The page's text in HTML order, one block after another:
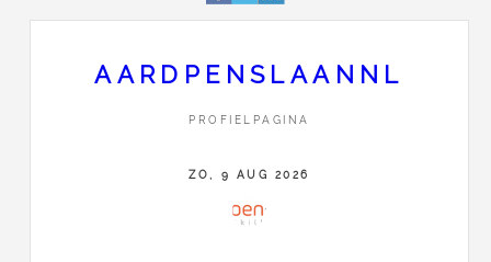
Anthony Fokkerweg 66
06 13 776 322
Stuur Aardpenslaannl een
AARDPENSLAANNL
PROFIELPAGINA
ZO, 9 AUG 2026